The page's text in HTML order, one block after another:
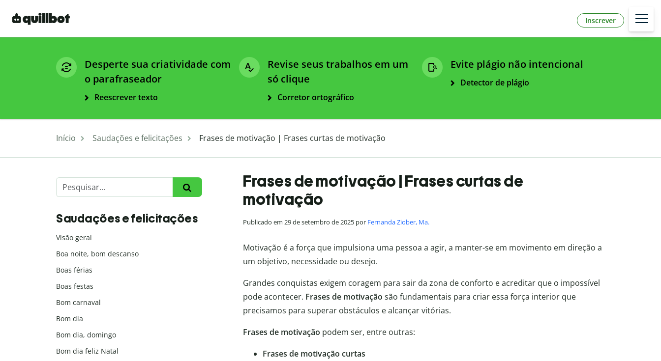
Inscrever
Desperte sua criatividade com
o parafraseador
Reescrever texto
Revise seus trabalhos em um
só clique
Corretor ortográfico
Evite plágio não intencional
Detector de plágio
Início Saudações e felicitações Frases de motivação | Frases curtas de motivação
Frases de motivação | Frases curtas de
motivação
Publicado em 29 de setembro de 2025 por Fernanda Ziober, Ma.
Motivação é a força que impulsiona uma pessoa a agir, a manter-se em movimento em direção a
um objetivo, necessidade ou desejo.
Grandes conquistas exigem coragem para sair da zona de conforto e acreditar que o impossível
pode acontecer. Frases de motivação são fundamentais para criar essa força interior que
precisamos para superar obstáculos e alcançar vitórias.
Frases de motivação podem ser, entre outras:
Frases de motivação curtas
Saudações e felicitações
Visão geral
Boa noite, bom descanso
Boas férias
Boas festas
Bom carnaval
Bom dia
Bom dia, domingo
Bom dia feliz Natal